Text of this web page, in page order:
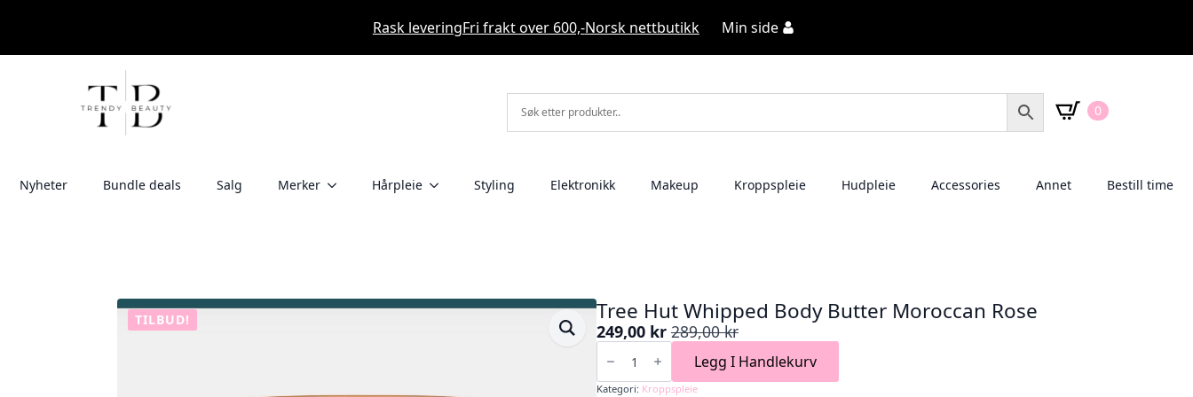
Rask leveringFri frakt over 600,-Norsk nettbutikk Min side
0
Nyheter Bundle deals Salg Merker Hårpleie Styling Elektronikk Makeup Kroppspleie Hudpleie Accessories Annet Bestill time
TILBUD! Tree Hut Whipped Body Butter Moroccan Rose
289,00kr
Opprinnelig
pris
var:
249,00 kr
Nåværende
pris
er:
Tree
Hut
Whipped
Body
Legg I Handlekurv
Kategori: Kroppspleie